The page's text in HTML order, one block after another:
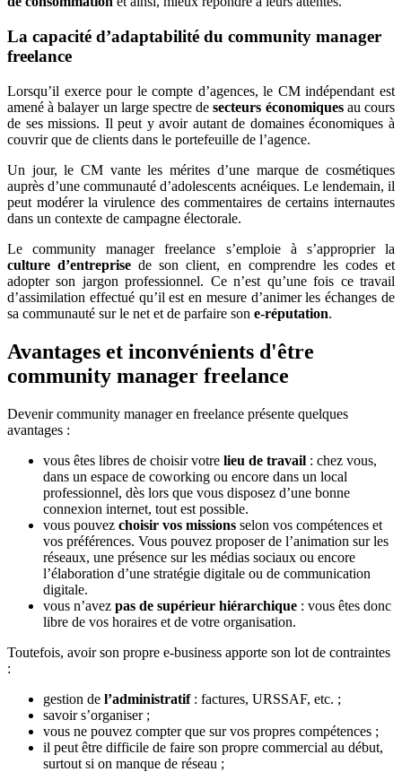
La capacité d’adaptabilité du community manager
freelance
Lorsqu’il exerce pour le compte d’agences, le CM indépendant est
amené à balayer un large spectre desecteurs économiquesau cours
de ses missions. Il peut y avoir autant de domaines économiques à
couvrir que de clients dans le portefeuille de l’agence.
Un jour, le CM vante les mérites d’une marque de cosmétiques
auprès d’une communauté d’adolescents acnéiques. Le lendemain, il
peut modérer la virulence des commentaires de certains internautes
dans un contexte de campagne électorale.
Le community manager freelance s’emploie à s’approprier la
culture d’entreprise de son client, en comprendre les codes et
adopter son jargon professionnel. Ce n’est qu’une fois ce travail
d’assimilation effectué qu’il est en mesure d’animer les échanges de
sa communauté sur le net et de parfaire son e-réputation.
Avantages et inconvénients d'être
community manager freelance
Devenir community manager en freelance présente quelques
avantages :
vous êtes libres de choisir votre lieu de travail : chez vous,
dans un espace de coworking ou encore dans un local
professionnel, dès lors que vous disposez d’une bonne
connexion internet, tout est possible.
vous pouvez choisir vos missions selon vos compétences et
vos préférences. Vous pouvez proposer de l’animation sur les
réseaux, une présence sur les médias sociaux ou encore
l’élaboration d’une stratégie digitale ou de communication
digitale.
vous n’avez pas de supérieur hiérarchique : vous êtes donc
libre de vos horaires et de votre organisation.
Toutefois, avoir son propre e-business apporte son lot de contraintes
:
gestion de l’administratif: factures, URSSAF, etc. ;
savoir s’organiser ;
vous ne pouvez compter que sur vos propres compétences ;
il peut être difficile de faire son propre commercial au début,
surtout si on manque de réseau ;